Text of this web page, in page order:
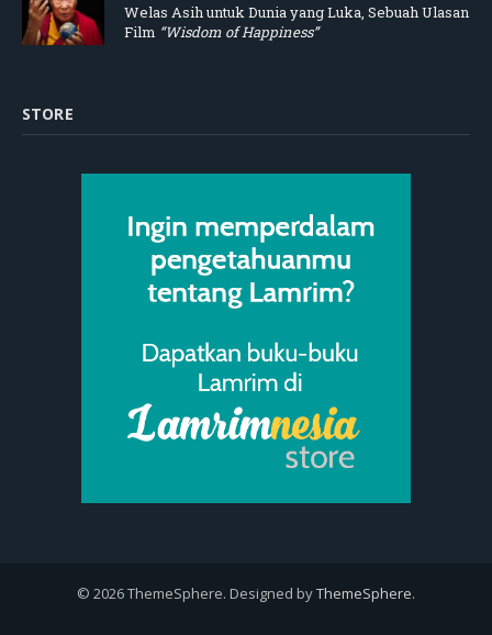
Welas Asih untuk Dunia yang Luka, Sebuah Ulasan
Film “Wisdom of Happiness”
STORE
© 2026 ThemeSphere. Designed byThemeSphere.